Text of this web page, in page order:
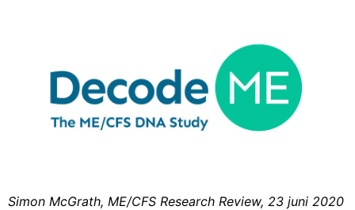
Simon McGrath, ME/CFS Research Review, 23 juni 2020